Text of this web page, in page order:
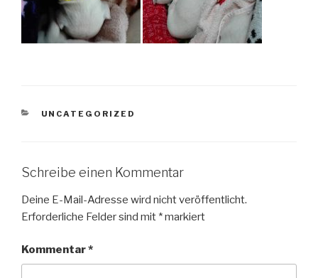
KATEGORIEN
UNCATEGORIZED
Schreibe einen Kommentar
Deine E-Mail-Adresse wird nicht veröffentlicht.
Erforderliche Felder sind mit *markiert
Kommentar*